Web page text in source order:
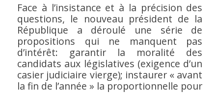
Face à l’insistance et à la précision des
questions, le nouveau président de la
République a déroulé une série de
propositions qui ne manquent pas
d’intérêt: garantir la moralité des
candidats aux législatives (exigence d’un
casier judiciaire vierge); instaurer « avant
la fin de l’année » la proportionnelle pour